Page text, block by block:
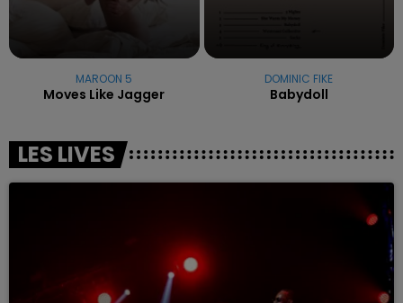
MAROON 5
Moves Like Jagger
DOMINIC FIKE
Babydoll
LES LIVES